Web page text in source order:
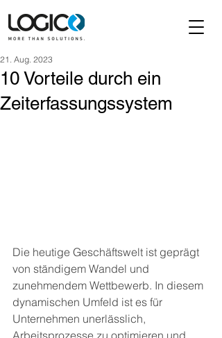
10 Vorteile durch ein
Zeiterfassungssystem
21. Aug. 2023
Die heutige Geschäftswelt ist geprägt
von ständigem Wandel und
zunehmendem Wettbewerb. In diesem
dynamischen Umfeld ist es für
Unternehmen unerlässlich,
Arbeitsprozesse zu optimieren und